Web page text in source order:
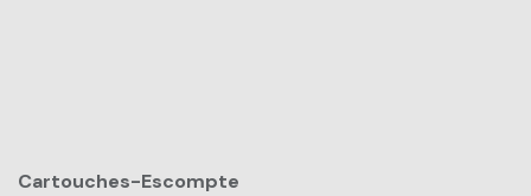
Cartouches-Escompte